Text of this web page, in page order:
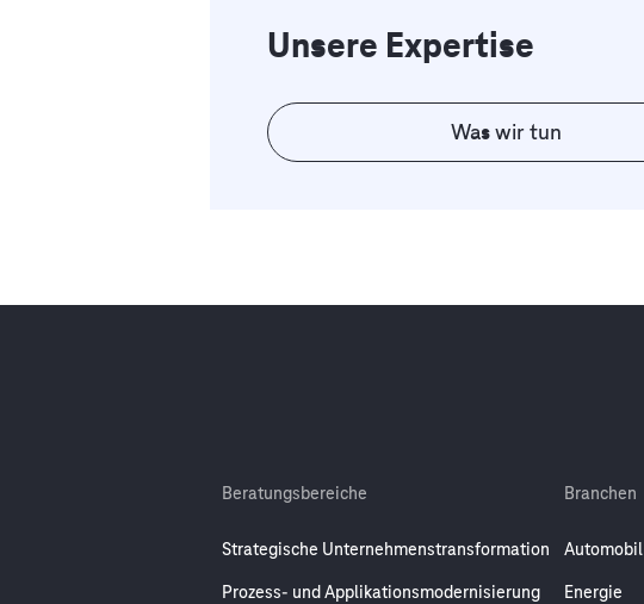
Unsere Expertise
Was wir tun
Beratungsbereiche
Strategische Unternehmenstransformation
Prozess- und Applikationsmodernisierung
Branchen
Automobil
Energie